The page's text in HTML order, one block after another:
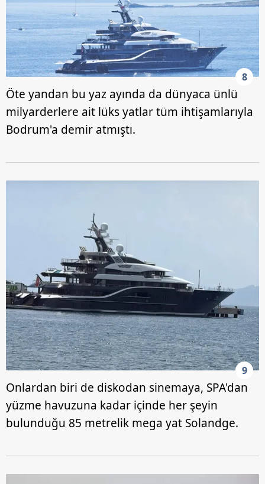
8
Öte yandan bu yaz ayında da dünyaca ünlü
milyarderlere ait lüks yatlar tüm ihtişamlarıyla
Bodrum'a demir atmıştı.
9
Onlardan biri de diskodan sinemaya, SPA'dan
yüzme havuzuna kadar içinde her şeyin
bulunduğu 85 metrelik mega yat Solandge.